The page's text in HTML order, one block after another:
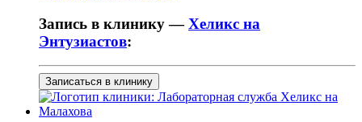
Запись в клинику —Хеликс на
Энтузиастов:
Записаться в клинику